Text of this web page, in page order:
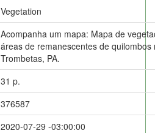
Vegetation
Acompanha um mapa: Mapa de
áreas de remanescentes de quilombos
Trombetas, PA.
31 p.
376587
2020-07-29 -03:00:00